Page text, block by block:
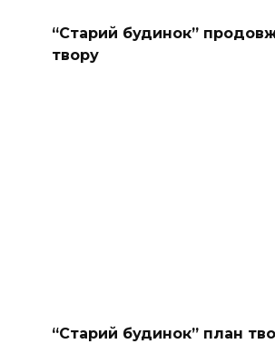
“Старий будинок”
твору
“Старий будинок” план